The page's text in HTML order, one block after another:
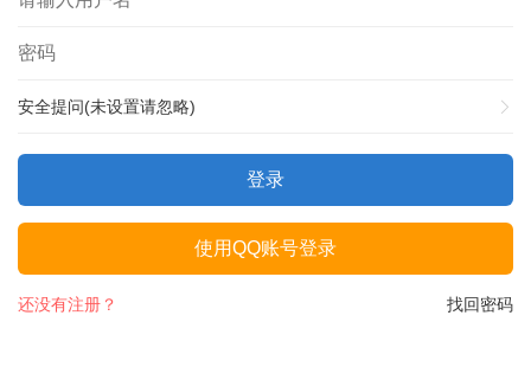
安全提问(未设置请忽略)
登录
使用QQ账号登录
找回密码
还没有注册？